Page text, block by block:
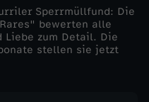
Sperrmüllfund: Die
bewerten alle
Liebe zum Detail. Die
stellen sie jetzt